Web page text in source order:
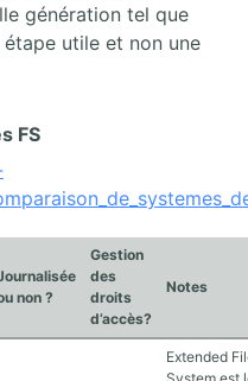
génération tel que
utile et non une
FS
non ?
Gestion
des
droits
d’accès?
Notes
Extended